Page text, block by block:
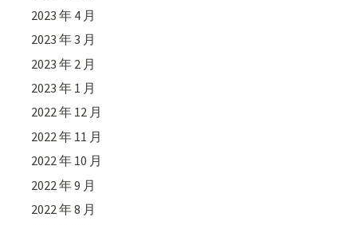
2023 年 4 月
2023 年 3 月
2023 年 2 月
2023 年 1 月
2022 年 12 月
2022 年 11 月
2022 年 10 月
2022 年 9 月
2022 年 8 月